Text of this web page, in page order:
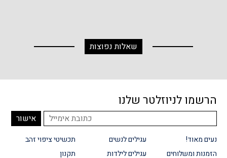
שאלות נפוצות
הרשמו לניוזלטר שלנו
נעים מאוד!
הזמנות ומשלוחים
עגילים לנשים
עגילים לילדות
תכשיטי ציפוי זהב
תקנון